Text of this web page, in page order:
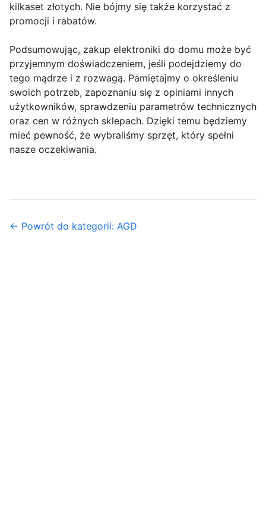
kilkaset złotych. Nie bójmy się także korzystać z
promocji i rabatów.
Podsumowując, zakup elektroniki do domu może być
przyjemnym doświadczeniem, jeśli podejdziemy do
tego mądrze i z rozwagą. Pamiętajmy o określeniu
swoich potrzeb, zapoznaniu się z opiniami innych
użytkowników, sprawdzeniu parametrów technicznych
oraz cen w różnych sklepach. Dzięki temu będziemy
mieć pewność, że wybraliśmy sprzęt, który spełni
nasze oczekiwania.
← Powrót do kategorii: AGD